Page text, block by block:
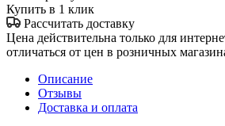
Купить в 1 клик
Рассчитать доставку
Цена действительна только для
отличаться от цен в розничных
Описание
Отзывы
Доставка и оплата